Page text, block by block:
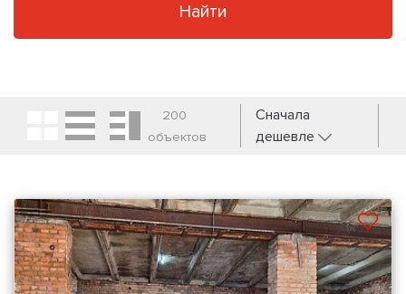
Найти
200
объектов
Сначала
дешевле